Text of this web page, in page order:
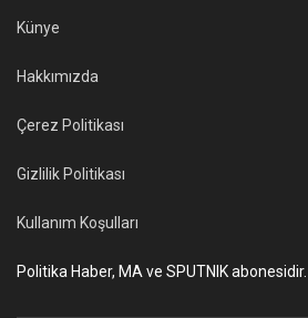
Künye
Hakkımızda
Çerez Politikası
Gizlilik Politikası
Kullanım Koşulları
Politika Haber, MA ve SPUTNIK abonesidir.